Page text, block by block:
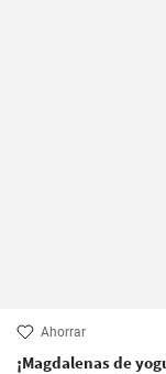
Ahorrar
¡Magdalenas de